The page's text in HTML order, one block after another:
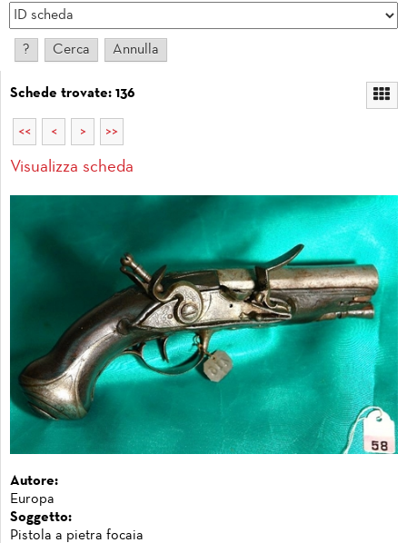
Schede trovate: 136
<< < > >>
Visualizza scheda
Autore:
Europa
Soggetto:
Pistola a pietra focaia